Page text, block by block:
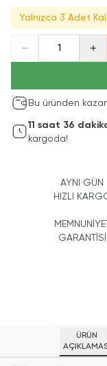
Yalnızca 3 Adet
1
Bu üründen
11 saat 36
kargoda!
AYNI GÜN
HIZLI
GARANTİSİ
ÜRÜN